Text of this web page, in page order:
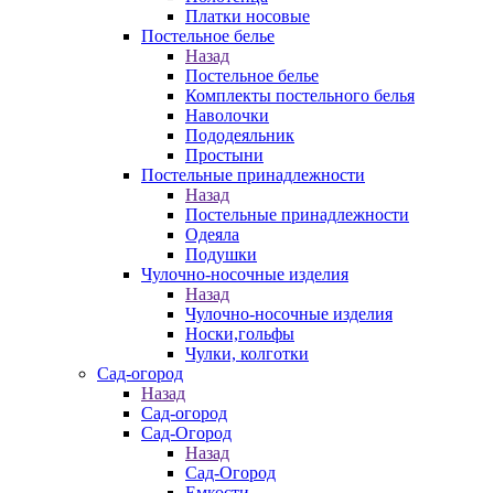
Платки носовые
Постельное белье
Назад
Постельное белье
Комплекты постельного белья
Наволочки
Пододеяльник
Простыни
Постельные принадлежности
Назад
Постельные принадлежности
Одеяла
Подушки
Чулочно-носочные изделия
Назад
Чулочно-носочные изделия
Носки,гольфы
Чулки, колготки
Сад-огород
Назад
Сад-огород
Сад-Огород
Назад
Сад-Огород